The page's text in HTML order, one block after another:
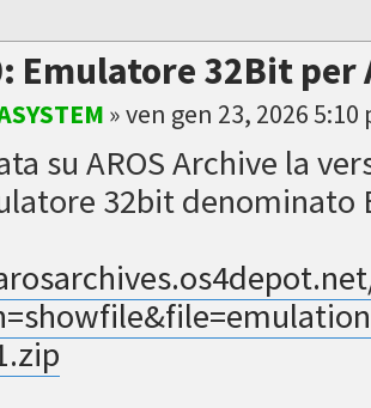
Emulatore 32Bit per
» ven gen 23, 2026 5:10
su AROS Archive la
32bit denominato